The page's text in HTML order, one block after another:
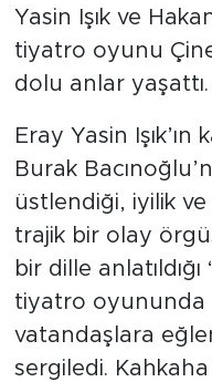
Yasin Işık ve
tiyatro oyunu
dolu anlar yaşattı.
Eray Yasin Işık’ın
Burak
üstlendiği, iyilik ve
trajik bir olay
bir dille
tiyatro oyununda
vatandaşlara
sergiledi.